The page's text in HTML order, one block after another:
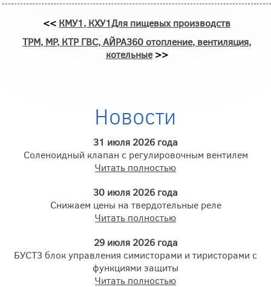
<< КМУ1, КХУ1Для пищевых производств
ТРМ, МР, КТР ГВС, АЙРА360 отопление, вентиляция,
котельные>>
Новости
31 июля 2026 года
Соленоидный клапан с регулировочным вентилем
Читать полностью
30 июля 2026 года
Снижаем цены на твердотельные реле
Читать полностью
29 июля 2026 года
БУСТ3 блок управления симисторами и тиристорами с
функциями защиты
Читать полностью